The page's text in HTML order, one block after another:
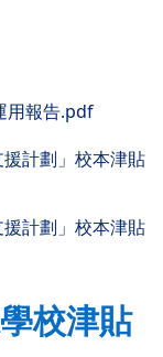
用報告.pdf
計劃」校本津貼
計劃」校本津貼
校津貼